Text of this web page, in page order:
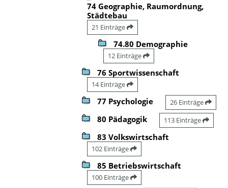
74 Geographie, Raumordnung,
Städtebau
21 Einträge
74.80 Demographie
12 Einträge
76 Sportwissenschaft
14 Einträge
77 Psychologie 26 Einträge
80 Pädagogik 113 Einträge
83 Volkswirtschaft
102 Einträge
85 Betriebswirtschaft
100 Einträge